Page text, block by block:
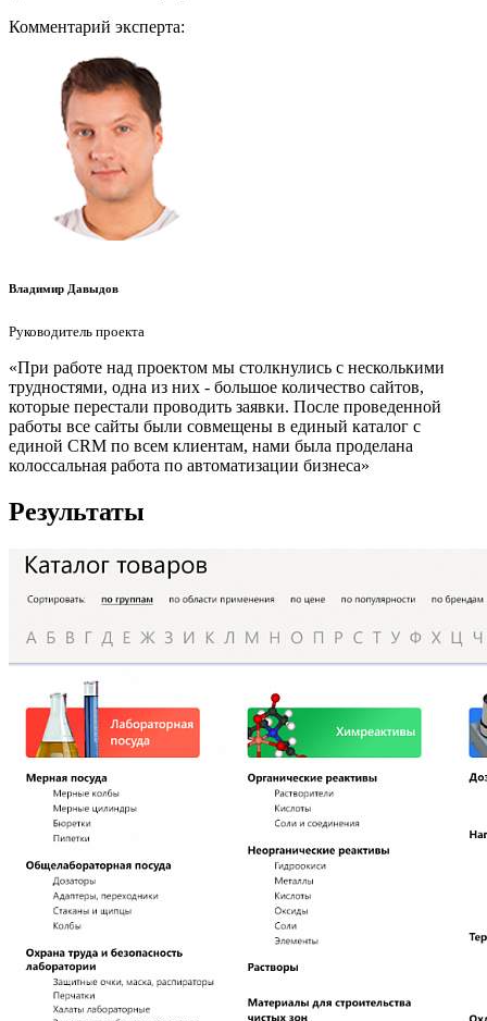
Комментарий эксперта:
Владимир Давыдов
Руководитель проекта
«При работе над проектом мы столкнулись с несколькими
трудностями, одна из них - большое количество сайтов,
которые перестали проводить заявки. После проведенной
работы все сайты были совмещены в единый каталог с
единой CRM по всем клиентам, нами была проделана
колоссальная работа по автоматизации бизнеса»
Результаты